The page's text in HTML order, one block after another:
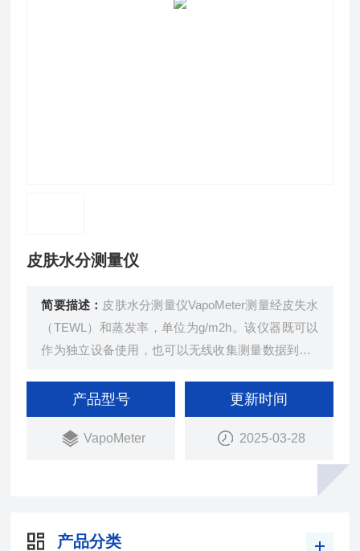
皮肤水分测量仪
简要描述： 皮肤水分测量仪VapoMeter测量经皮失水
（TEWL）和蒸发率，单位为g/m2h。该仪器既可以
作为独立设备使用，也可以无线收集测量数据到DM
产品型号
VapoMeter
更新时间
2025-03-28
产品分类